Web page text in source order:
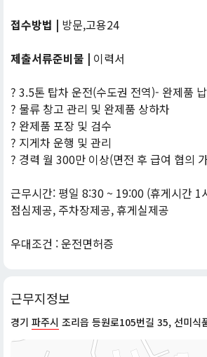
접수방법 | 방문,고용24
제출서류준비물 | 이력서
? 3.5톤 탑차 운전(수도권 전역)- 완제품
? 물류 창고 관리 및 완제품 상하차
? 완제품 포장 및 검수
? 지게차 운행 및 관리
? 경력 월 300만 이상(면전 후 급여 협의
근무시간: 평일 8:30 ~ 19:00 (휴게시간 1
점심제공, 주차장제공, 휴게실제공
우대조건 : 운전면허증
근무지정보
경기 파주시 조리읍 등원로105번길 35, 선미식